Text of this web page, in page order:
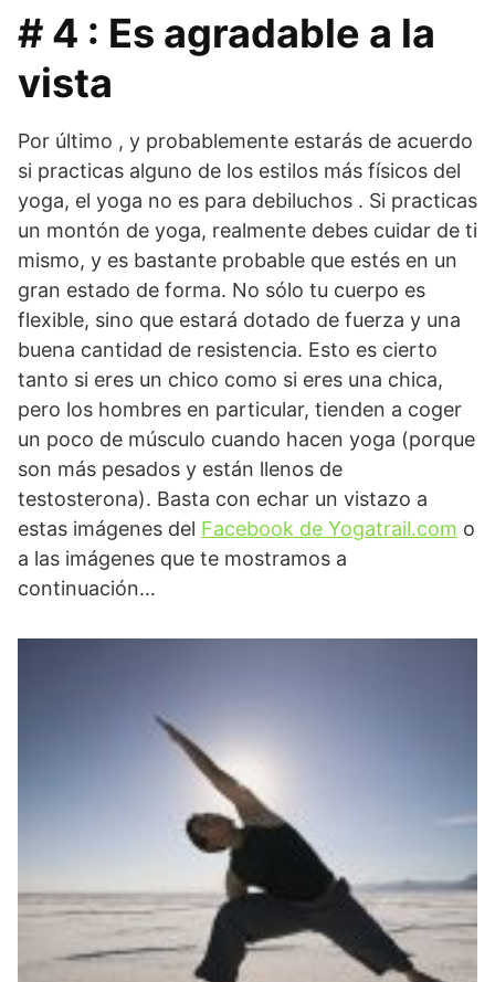
# 4 : Es agradable a la
vista
Por último , y probablemente estarás de acuerdo
si practicas alguno de los estilos más físicos del
yoga, el yoga no es para debiluchos . Si practicas
un montón de yoga, realmente debes cuidar de ti
mismo, y es bastante probable que estés en un
gran estado de forma. No sólo tu cuerpo es
flexible, sino que estará dotado de fuerza y ​​una
buena cantidad de resistencia. Esto es cierto
tanto si eres un chico como si eres una chica,
pero los hombres en particular, tienden a coger
un poco de músculo cuando hacen yoga (porque
son más pesados ​​y están llenos de
testosterona). Basta con echar un vistazo a
estas imágenes del Facebook de Yogatrail.com o
a las imágenes que te mostramos a
continuación…